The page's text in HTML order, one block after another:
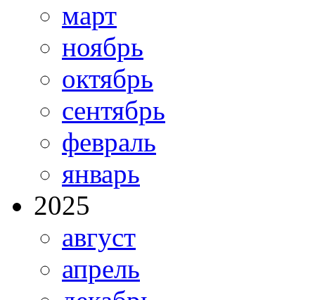
март
ноябрь
октябрь
сентябрь
февраль
январь
2025
август
апрель